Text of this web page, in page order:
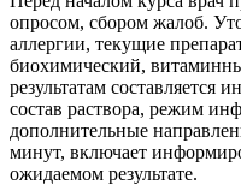
опросом, сбором жалоб.
аллергии, текущие
биохимический,
результатам составляется
состав раствора, режим
дополнительные
минут, включает
ожидаемом результате.